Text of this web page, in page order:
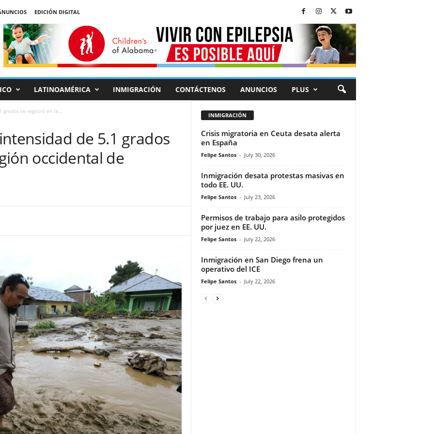
EDICIÓN DIGITAL
LATINOAMÉRICA INMIGRACIÓN CONTÁCTENOS ANUNCIOS PLUS
grados se registró en la...
de 5.1 grados
occidental de
INMIGRACIÓN
Crisis migratoria en Ceuta desata alerta
en España
Felipe Santos - July 30, 2026
Inmigración desata protestas masivas en
todo EE. UU.
Felipe Santos - July 23, 2026
Permisos de trabajo para asilo protegidos
por juez en EE. UU.
Felipe Santos - July 22, 2026
Inmigración en San Diego frena un
operativo del ICE
Felipe Santos - July 22, 2026